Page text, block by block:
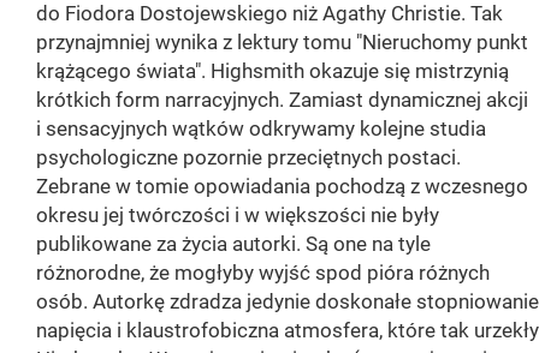
do Fiodora Dostojewskiego niż Agathy Christie. Tak
przynajmniej wynika z lektury tomu "Nieruchomy punkt
krążącego świata". Highsmith okazuje się mistrzynią
krótkich form narracyjnych. Zamiast dynamicznej akcji
i sensacyjnych wątków odkrywamy kolejne studia
psychologiczne pozornie przeciętnych postaci.
Zebrane w tomie opowiadania pochodzą z wczesnego
okresu jej twórczości i w większości nie były
publikowane za życia autorki. Są one na tyle
różnorodne, że mogłyby wyjść spod pióra różnych
osób. Autorkę zdradza jedynie doskonałe stopniowanie
napięcia i klaustrofobiczna atmosfera, które tak urzekły